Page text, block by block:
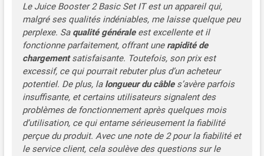
économisez votre argent,
commencez à charger
immédiatement sur
n'importe quelle prise avec
plus de 25 adaptateurs
Juice Connector dotés de la
technologie de
reconnaissance de prise.
Étendez la portée jusqu'à 25
mètres avec les câbles
Juice sans perte de
puissance (câbles non
Le Juice Booster 2 Basic Set IT est un appareil qui,
malgré ses qualités indéniables, me laisse quelque peu
perplexe. Sa qualité généraleest excellente et il
fonctionne parfaitement, offrant une rapidité de
chargementsatisfaisante. Toutefois, son prix est
excessif, ce qui pourrait rebuter plus d’un acheteur
potentiel. De plus, la longueur du câbles’avère parfois
insuffisante, et certains utilisateurs signalent des
problèmes de fonctionnement après quelques mois
d’utilisation, ce qui entame sérieusement la fiabilité
perçue du produit. Avec une note de 2 pour la fiabilité et
le service client, cela soulève des questions sur le